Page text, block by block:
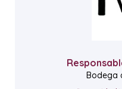
Bodega